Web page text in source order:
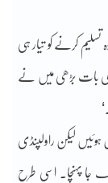
کرنے کو تیار ہی
بات بڑھی میں نے
ہوئیں لیکن راولپنڈی
جا پہنچا۔ اسی طرح